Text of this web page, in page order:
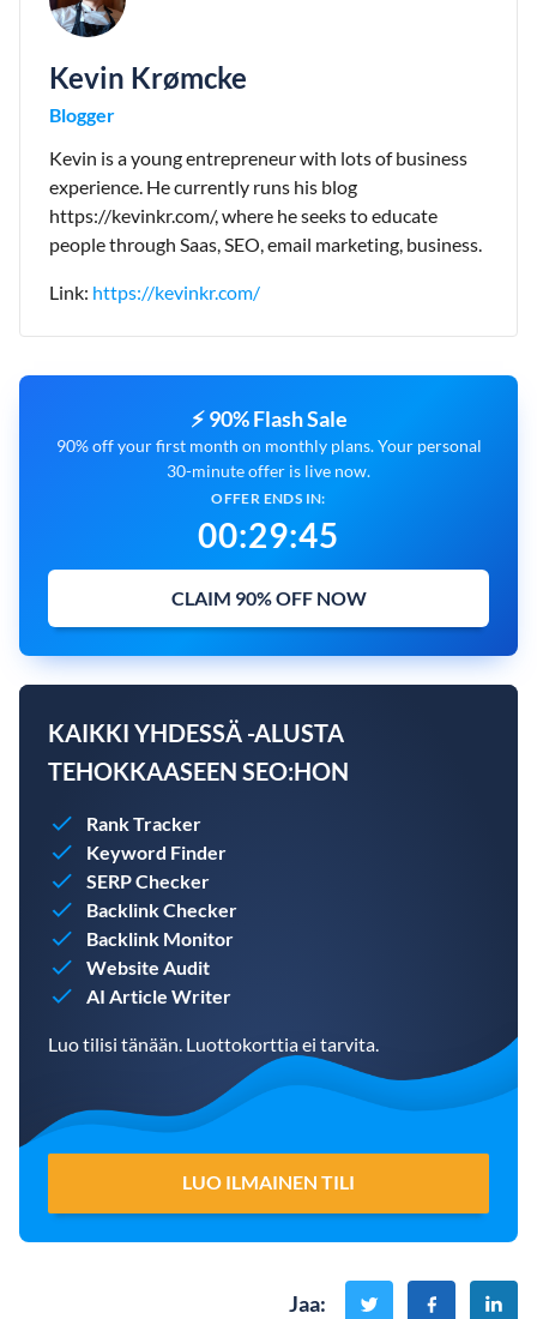
Kevin Krømcke
Blogger
Kevin is a young entrepreneur with lots of business
experience. He currently runs his blog
https://kevinkr.com/, where he seeks to educate
people through Saas, SEO, email marketing, business.
Link: https://kevinkr.com/
⚡ 90% Flash Sale
90% off your first month on monthly plans. Your personal
30-minute offer is live now.
OFFER ENDS IN:
00:29:44
CLAIM 90% OFF NOW
KAIKKI YHDESSÄ -ALUSTA
TEHOKKAASEEN SEO:HON
Rank Tracker
Keyword Finder
SERP Checker
Backlink Checker
Backlink Monitor
Website Audit
AI Article Writer
Luo tilisi tänään. Luottokorttia ei tarvita.
LUO ILMAINEN TILI
Jaa: